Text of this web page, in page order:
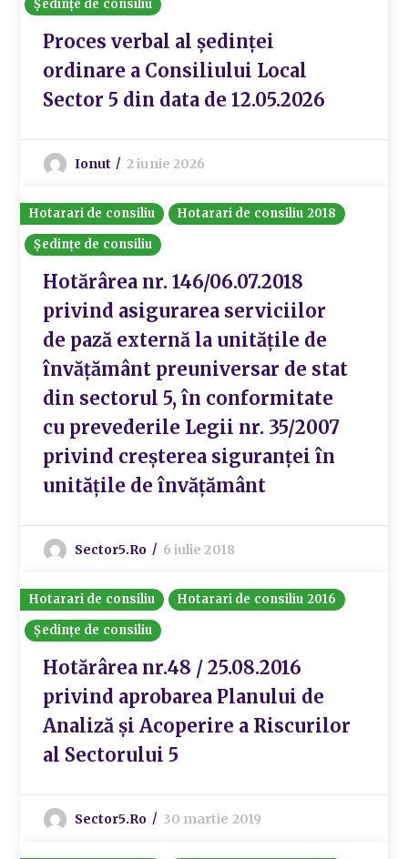
Ședințe de consiliu
Proces verbal al ședinței
ordinare a Consiliului Local
Sector 5 din data de 12.05.2026
Ionut 2 iunie 2026
Hotarari de consiliu
Hotarari de consiliu 2018
Ședințe de consiliu
Hotărârea nr. 146/06.07.2018
privind asigurarea serviciilor
de pază externă la unitățile de
învățământ preuniversar de stat
din sectorul 5, în conformitate
cu prevederile Legii nr. 35/2007
privind creșterea siguranței în
unitățile de învățământ
Sector5.ro 6 iulie 2018
Hotarari de consiliu
Hotarari de consiliu 2016
Ședințe de consiliu
Hotărârea nr.48 / 25.08.2016
privind aprobarea Planului de
Analiză și Acoperire a Riscurilor
al Sectorului 5
Sector5.ro 30 martie 2019